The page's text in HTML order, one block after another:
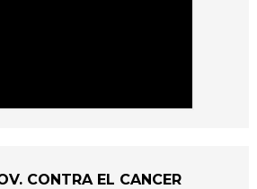
CONTRA EL CANCER